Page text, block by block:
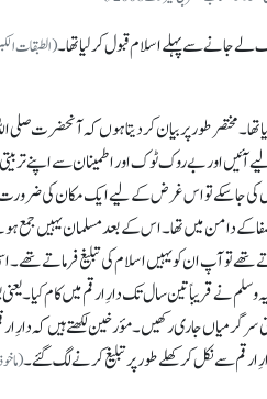
جانے سے پہلے اسلام قبول کر لیا تھا۔
مختصر طور پر بیان کر دیتا ہوں کہ آنحضرت صلی
آئیں اور بے روک ٹوک اور اطمینان سے اپنے
کی جا سکے تو اس غرض کے لیے ایک مکان کی
صفا کے دامن میں تھا۔ اس کے بعد مسلمان یہیں
تو آپ ان کو یہیں اسلام کی تبلیغ فرماتے
نے قریباً تین سال تک دارِ ارقم میں کام کیا۔
سرگرمیاں جاری رکھیں۔ مؤرخین لکھتے ہیں کہ
سے نکل کر کھلے طور پر تبلیغ کرنے لگ گئے۔